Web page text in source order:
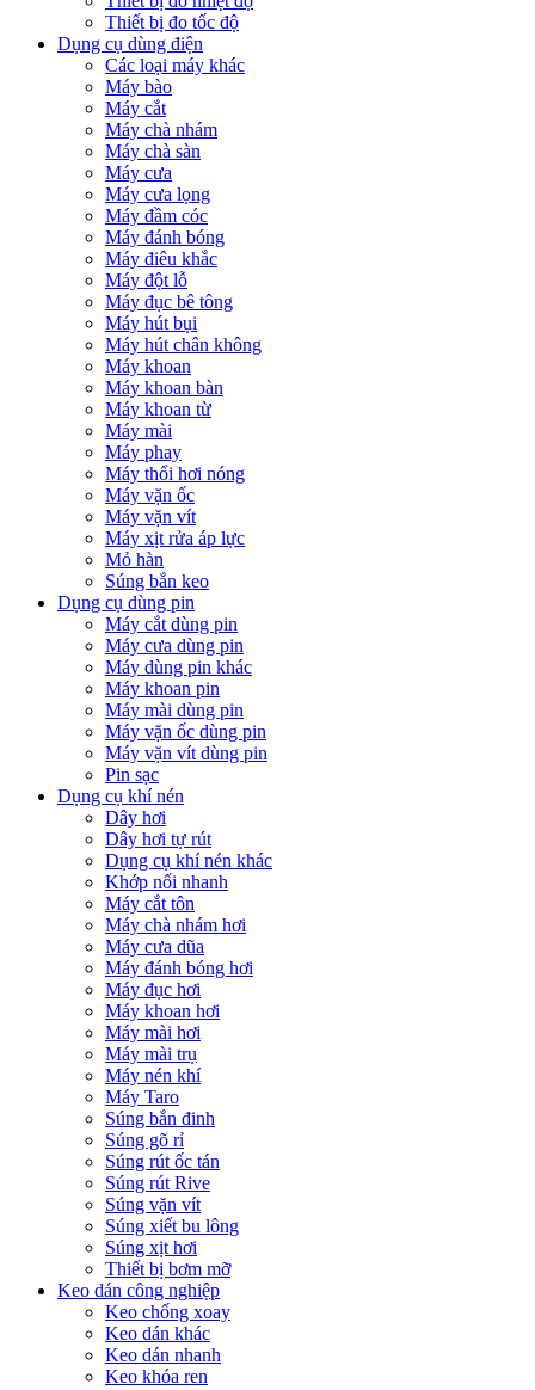
Thiết bị đo tốc độ
Dụng cụ dùng điện
Các loại máy khác
Máy bào
Máy cắt
Máy chà nhám
Máy chà sàn
Máy cưa
Máy cưa lọng
Máy đầm cóc
Máy đánh bóng
Máy điêu khắc
Máy đột lỗ
Máy đục bê tông
Máy hút bụi
Máy hút chân không
Máy khoan
Máy khoan bàn
Máy khoan từ
Máy mài
Máy phay
Máy thổi hơi nóng
Máy vặn ốc
Máy vặn vít
Máy xịt rửa áp lực
Mỏ hàn
Súng bắn keo
Dụng cụ dùng pin
Máy cắt dùng pin
Máy cưa dùng pin
Máy dùng pin khác
Máy khoan pin
Máy mài dùng pin
Máy vặn ốc dùng pin
Máy vặn vít dùng pin
Pin sạc
Dụng cụ khí nén
Dây hơi
Dây hơi tự rút
Dụng cụ khí nén khác
Khớp nối nhanh
Máy cắt tôn
Máy chà nhám hơi
Máy cưa dũa
Máy đánh bóng hơi
Máy đục hơi
Máy khoan hơi
Máy mài hơi
Máy mài trụ
Máy nén khí
Máy Taro
Súng bắn đinh
Súng gõ rỉ
Súng rút ốc tán
Súng rút Rive
Súng vặn vít
Súng xiết bu lông
Súng xịt hơi
Thiết bị bơm mỡ
Keo dán công nghiệp
Keo chống xoay
Keo dán khác
Keo dán nhanh
Keo khóa ren